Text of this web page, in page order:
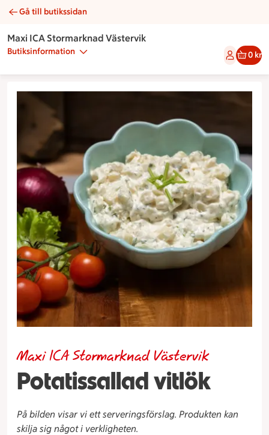
Potatissallad vitlök | Catering Maxi ICA Stormarknad Västervik
Gå till butikssidan
Maxi ICA Stormarknad Västervik
Butiksinformation 0 kr
Potatissallad vitlök
Maxi ICA Stormarknad Västervik
På bilden visar vi ett serveringsförslag. Produkten kan
skilja sig något i verkligheten.